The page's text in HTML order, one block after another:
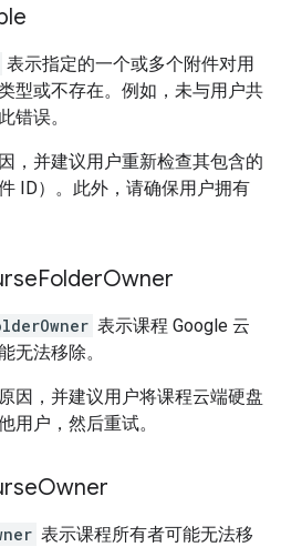
表示指定的一个或多个附件对用
型或不存在。例如，未与用户共
错误。
，并建议用户重新检查其包含的
ID）。此外，请确保用户拥有
FolderOwner
表示课程 Google 云
无法移除。
因，并建议用户将课程云端硬盘
用户，然后重试。
Owner
表示课程所有者可能无法移